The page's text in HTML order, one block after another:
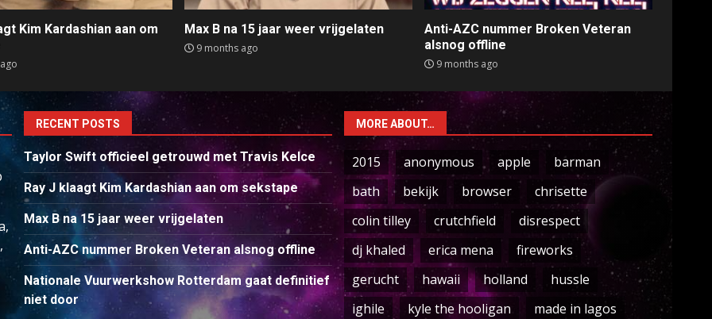
Kim Kardashian aan om
Max B na 15 jaar weer vrijgelaten
9 months ago
Anti-AZC nummer Broken Veteran
alsnog offline
9 months ago
RECENT POSTS
Taylor Swift officieel getrouwd met Travis Kelce
Ray J klaagt Kim Kardashian aan om sekstape
Max B na 15 jaar weer vrijgelaten
Anti-AZC nummer Broken Veteran alsnog offline
Nationale Vuurwerkshow Rotterdam gaat definitief
niet door
MORE ABOUT…
2015 anonymous apple
barman
bath
bekijk browser
chrisette
colin tilley
crutchfield
disrespect
dj khaled
erica mena
fireworks
gerucht
hawaii holland
hussle
ighile
kyle the hooligan
made in lagos